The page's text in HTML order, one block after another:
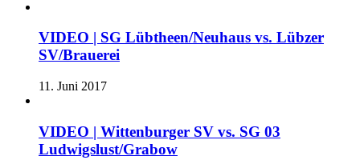
VIDEO | SG Lübtheen/Neuhaus vs. Lübzer
SV/Brauerei
11. Juni 2017
VIDEO | Wittenburger SV vs. SG 03
Ludwigslust/Grabow